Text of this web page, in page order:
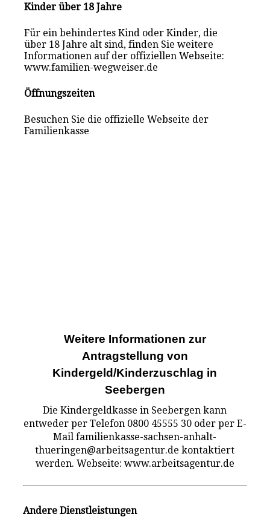
Kinder über 18 Jahre
Für ein behindertes Kind oder Kinder, die
über 18 Jahre alt sind, finden Sie weitere
Informationen auf der offiziellen Webseite:
www.familien-wegweiser.de
Öffnungszeiten
Besuchen Sie die offizielle Webseite der
Familienkasse
Weitere Informationen zur
Antragstellung von
Kindergeld/Kinderzuschlag in
Seebergen
Die Kindergeldkasse in Seebergen kann
entweder per Telefon 0800 45555 30 oder per E-
Mail familienkasse-sachsen-anhalt-
thueringen@arbeitsagentur.de kontaktiert
werden. Webseite: www.arbeitsagentur.de
Andere Dienstleistungen